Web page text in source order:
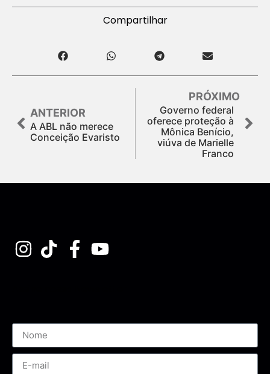
Compartilhar
ANTERIOR
A ABL não merece
Conceição Evaristo
PRÓXIMO
Governo federal
oferece proteção à
Mônica Benício,
viúva de Marielle
Franco